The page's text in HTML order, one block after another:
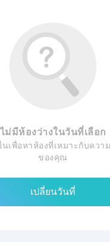
ไม่มีห้องว่างในวันที่เลือก
เพื่อหาห้องที่เหมาะกับควา
ของคุณ
เปลี่ยนวันที่